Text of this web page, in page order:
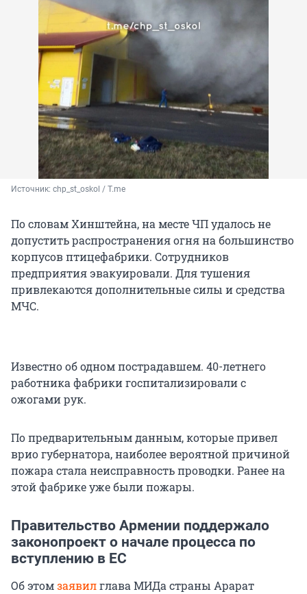
Источник: chp_st_oskol / T.me
По словам Хинштейна, на месте ЧП удалось не
допустить распространения огня на большинство
корпусов птицефабрики. Сотрудников
предприятия эвакуировали. Для тушения
привлекаются дополнительные силы и средства
МЧС.
Известно об одном пострадавшем. 40-летнего
работника фабрики госпитализировали с
ожогами рук.
По предварительным данным, которые привел
врио губернатора, наиболее вероятной причиной
пожара стала неисправность проводки. Ранее на
этой фабрике уже были пожары.
Правительство Армении поддержало
законопроект о начале процесса по
вступлению в ЕС
Об этомзаявилглава МИДа страны Арарат